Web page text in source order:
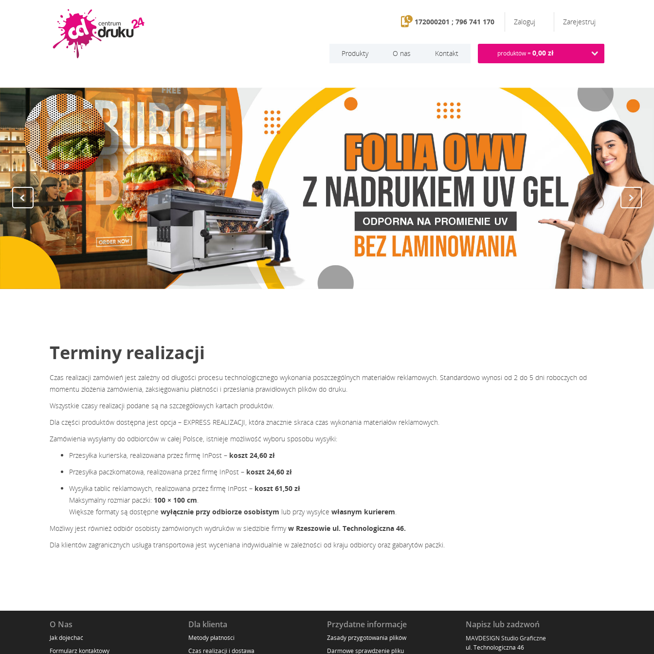
172000201 ; 796 741 170 Zaloguj Zarejestruj
produktów =0,00 zł
Produkty O nas Kontakt
Terminy realizacji
Czas realizacji zamówień jest zależny od długości procesu technologicznego wykonania poszczególnych materiałów reklamowych. Standardowo wynosi od 2 do 5 dni roboczych od
momentu złożenia zamówienia, zaksięgowaniu płatności i przesłania prawidłowych plików do druku.
Wszystkie czasy realizacji podane są na szczegółowych kartach produktów.
Dla części produktów dostępna jest opcja – EXPRESS REALIZACJI, która znacznie skraca czas wykonania materiałów reklamowych.
Zamówienia wysyłamy do odbiorców w całej Polsce, istnieje możliwość wyboru sposobu wysyłki:
Przesyłka kurierska, realizowana przez firmę InPost – koszt 24,60 zł
Przesyłka paczkomatowa, realizowana przez firmę InPost – koszt 24,60 zł
Wysyłka tablic reklamowych, realizowana przez firmę InPost – koszt 61,50 zł
Maksymalny rozmiar paczki: 100 × 100 cm.
Większe formaty są dostępne wyłącznie przy odbiorze osobistym lub przy wysyłce własnym kurierem.
Możliwy jest również odbiór osobisty zamówionych wydruków w siedzibie firmyw Rzeszowie ul. Technologiczna 46.
Dla klientów zagranicznych usługa transportowa jest wyceniana indywidualnie w zależności od kraju odbiorcy oraz gabarytów paczki.
O Nas
Jak dojechać
Formularz kontaktowy
Dla klienta
Metody płatności
Czas realizacji i dostawa
Przydatne informacje
Zasady przygotowania plików
Darmowe sprawdzenie pliku
Napisz lub zadzwoń
MAVDESIGN Studio Graficzne
ul. Technologiczna 46